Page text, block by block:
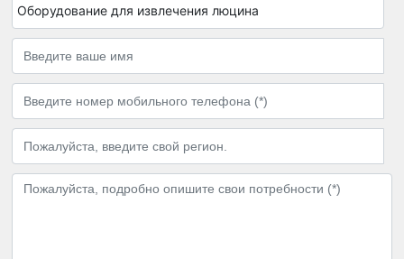
Оборудование для извлечения люцина